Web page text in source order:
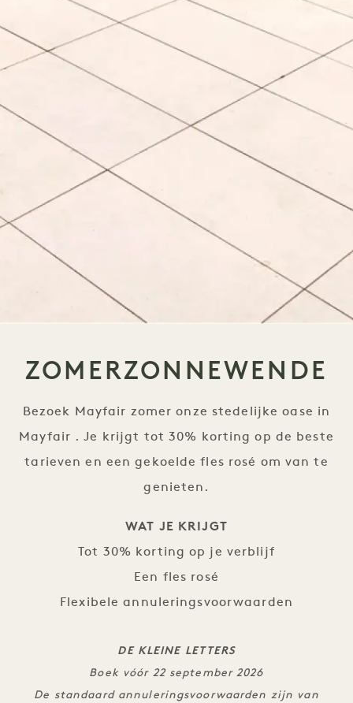
ZOMERZONNEWENDE
Bezoek Mayfair zomer onze stedelijke oase in
Mayfair . Je krijgt tot 30% korting op de beste
tarieven en een gekoelde fles rosé om van te
genieten.
WAT JE KRIJGT
Tot 30% korting op je verblijf
Een fles rosé
Flexibele annuleringsvoorwaarden
DE KLEINE LETTERS
Boek vóór 22 september 2026
De standaard annuleringsvoorwaarden zijn van